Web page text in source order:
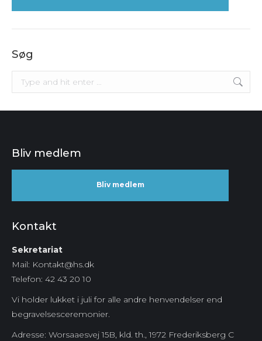
Søg
Search:
Bliv medlem
Bliv medlem
Kontakt
Sekretariat
Mail: Kontakt@hs.dk
Telefon: 42 43 20 10
Vi holder lukket i juli for alle andre henvendelser end
begravelsesceremonier.
Adresse: Worsaaesvej 15B, kld. th., 1972 Frederiksberg C